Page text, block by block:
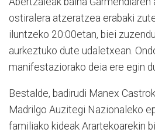
ostiralera atzeratzea erabaki
iluntzeko 20:00etan, biei
aurkeztuko dute udaletxean.
manifestaziorako deia ere egin
Bestalde, badirudi Manex
Madrilgo Auzitegi Nazionaleko
familiako kideak Arartekoarekin